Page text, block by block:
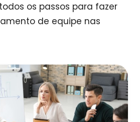
os passos para fazer
de equipe nas